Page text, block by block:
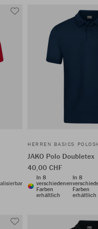
HERREN BASICS
JAKO Polo Doubletex
40,00 CHF
In 8
verschiedenen
Farben
erhältlich
In 8
Farben
erhältlich